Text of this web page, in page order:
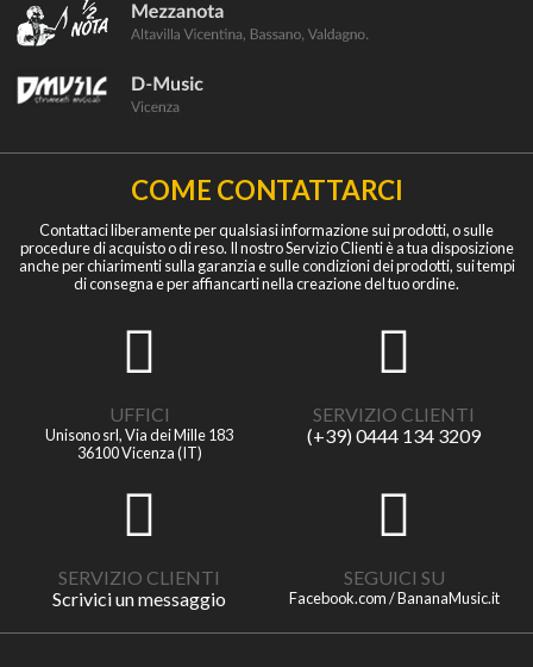
COME CONTATTARCI
Contattaci liberamente per qualsiasi informazione sui prodotti, o sulle
procedure di acquisto o di reso. Il nostro Servizio Clienti è a tua disposizione
anche per chiarimenti sulla garanzia e sulle condizioni dei prodotti, sui tempi
di consegna e per affiancarti nella creazione del tuo ordine.
UFFICI
Unisono srl, Via dei Mille 183
36100 Vicenza (IT)
SERVIZIO CLIENTI
(+39) 0444 134 3209
SERVIZIO CLIENTI
Scrivici un messaggio
SEGUICI SU
Facebook.com / BananaMusic.it